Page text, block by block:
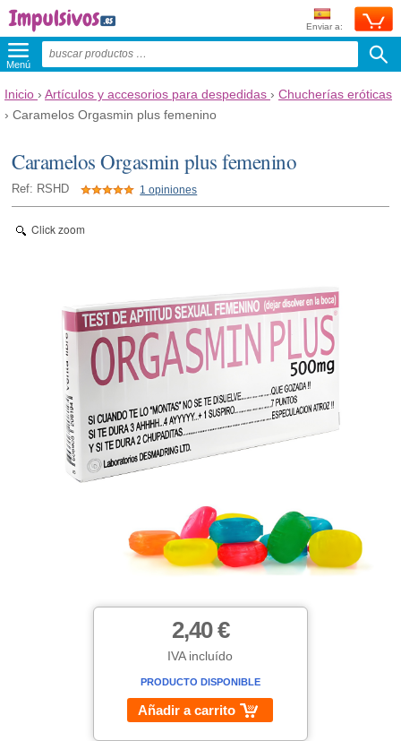
Enviar a:
Menú
Inicio › Artículos y accesorios para despedidas › Chucherías eróticas
› Caramelos Orgasmin plus femenino
Caramelos Orgasmin plus femenino
Ref: RSHD 1 opiniones
Click zoom
2,40 €
IVA incluído
PRODUCTO DISPONIBLE
Añadir a carrito